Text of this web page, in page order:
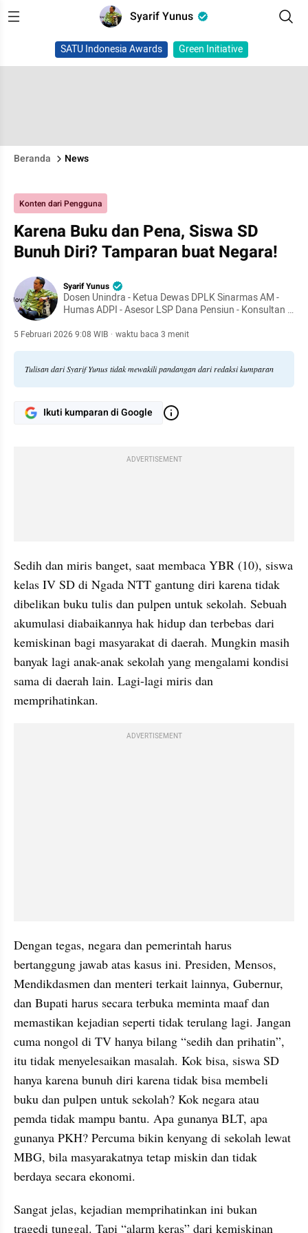
Syarif Yunus
SATU Indonesia Awards Green Initiative
Beranda News
Konten dari Pengguna
Karena Buku dan Pena, Siswa SD
Bunuh Diri? Tamparan buat Negara!
Syarif Yunus
Dosen Unindra - Ketua Dewas DPLK Sinarmas AM -
Humas ADPI - Asesor LSP Dana Pensiun - Konsultan -
Pustaka - Penulis 54 buku
5 Februari 2026 9:08 WIB · waktu baca 3 menit
Tulisan dari Syarif Yunus tidak mewakili pandangan dari redaksi kumparan
Ikuti kumparan di Google
ADVERTISEMENT
Sedih dan miris banget, saat membaca YBR (10), siswa
kelas IV SD di Ngada NTT gantung diri karena tidak
dibelikan buku tulis dan pulpen untuk sekolah. Sebuah
akumulasi diabaikannya hak hidup dan terbebas dari
kemiskinan bagi masyarakat di daerah. Mungkin masih
banyak lagi anak-anak sekolah yang mengalami kondisi
sama di daerah lain. Lagi-lagi miris dan
memprihatinkan.
ADVERTISEMENT
Dengan tegas, negara dan pemerintah harus
bertanggung jawab atas kasus ini. Presiden, Mensos,
Mendikdasmen dan menteri terkait lainnya, Gubernur,
dan Bupati harus secara terbuka meminta maaf dan
memastikan kejadian seperti tidak terulang lagi. Jangan
cuma nongol di TV hanya bilang “sedih dan prihatin”,
itu tidak menyelesaikan masalah. Kok bisa, siswa SD
hanya karena bunuh diri karena tidak bisa membeli
buku dan pulpen untuk sekolah? Kok negara atau
pemda tidak mampu bantu. Apa gunanya BLT, apa
gunanya PKH? Percuma bikin kenyang di sekolah lewat
MBG, bila masyarakatnya tetap miskin dan tidak
berdaya secara ekonomi.
Sangat jelas, kejadian memprihatinkan ini bukan
tragedi tunggal. Tapi “alarm keras” dari kemiskinan